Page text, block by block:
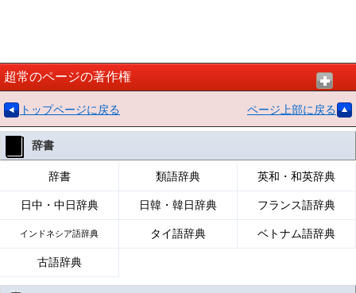
超常のページの著作権
トップページに戻る ページ上部に戻る
辞書
辞書 類語辞典 英和・和英辞典
日中・中日辞典 日韓・韓日辞典 フランス語辞典
インドネシア語辞典 タイ語辞典 ベトナム語辞典
古語辞典